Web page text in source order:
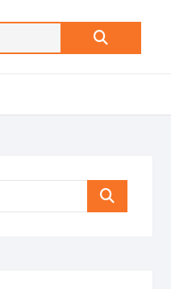
Search
Search